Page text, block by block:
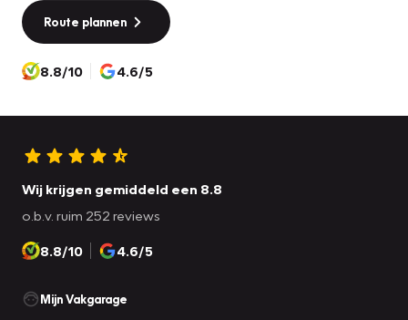
Route plannen
8.8/10 4.6/5
Wij krijgen gemiddeld een 8.8
o.b.v. ruim 252 reviews
8.8/10 4.6/5
Mijn Vakgarage